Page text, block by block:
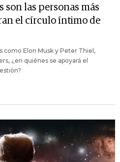
son las personas más
el círculo íntimo de
Elon Musk y Peter Thiel,
¿en quiénes se apoyará el